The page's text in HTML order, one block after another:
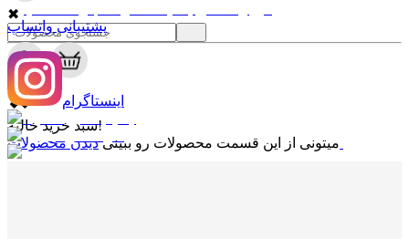
✖
0
✖
سبد خرید خالیه!
میتونی از این قسمت محصولات رو ببینی
پشتیبانی واتساپ
اینستاگرام